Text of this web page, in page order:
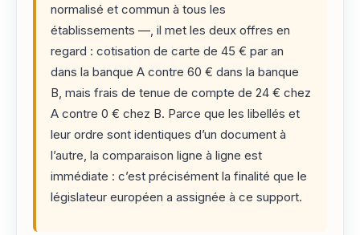
normalisé et commun à tous les
établissements —, il met les deux offres en
regard : cotisation de carte de 45 € par an
dans la banque A contre 60 € dans la banque
B, mais frais de tenue de compte de 24 € chez
A contre 0 € chez B. Parce que les libellés et
leur ordre sont identiques d’un document à
l’autre, la comparaison ligne à ligne est
immédiate : c’est précisément la finalité que le
législateur européen a assignée à ce support.